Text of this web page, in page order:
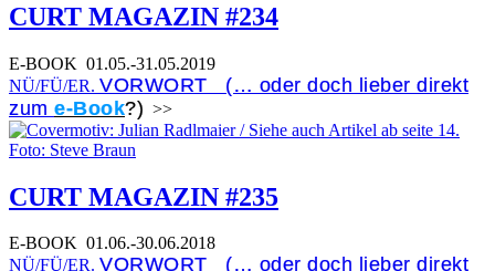
CURT MAGAZIN #234
E-BOOK 01.05.-31.05.2019
NÜ/FÜ/ER. VORWORT (… oder doch lieber direkt
zum e-Book?) >>
CURT MAGAZIN #235
E-BOOK 01.06.-30.06.2018
NÜ/FÜ/ER. VORWORT (… oder doch lieber direkt